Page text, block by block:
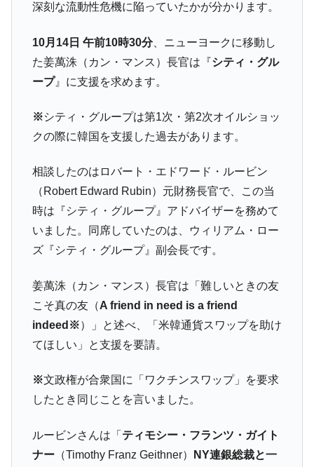
深刻な流動性危機に陥っていたかが分かります。
10月14日 午前10時30分、ニューヨークに移動し
た姜萬洙（カン・マンス）長官は『シティ・グル
ープ』に支援を求めます。
※シティ・グループは第1次・第2次オイルショッ
クの際に韓国を支援した過去があります。
相談したのはロバート・エドワード・ルービン
（Robert Edward Rubin）元財務長官で、この当
時は『シティ・グループ』アドバイザーを務めて
いました。同席していたのは、ウィリアム・ロー
ズ『シティ・グループ』副会長です。
姜萬洙（カン・マンス）長官は「難しいときの友
こそ真の友（A friend in need is a friend
indeed ※）」と述べ、「米韓通貨スワップを助け
てほしい」と支援を要請。
※文政権が合衆国に「ワクチンスワップ」を要求
したとき同じことを言いました。
ルービンさんは「 ティモシー・フランツ・ガイト
ナー（Timothy Franz Geithner）
NY連銀総裁と一